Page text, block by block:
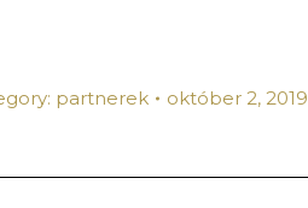
partnerek október 2, 2019